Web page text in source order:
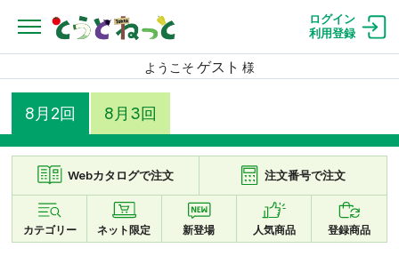
ログイン
利用登録
ようこそ ゲスト 様
8月2回 8月3回
Webカタログで注文 注文番号で注文
カテゴリー ネット限定 新登場 人気商品 登録商品